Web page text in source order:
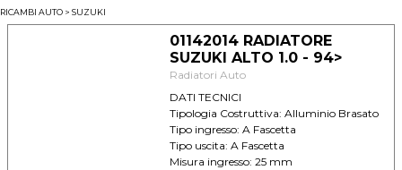
RICAMBI AUTO > SUZUKI
01142014 RADIATORE
SUZUKI ALTO 1.0 - 94>
Radiatori Auto
DATI TECNICI
Tipologia Costruttiva: Alluminio Brasato
Tipo ingresso: A Fascetta
Tipo uscita: A Fascetta
Misura ingresso: 25 mm